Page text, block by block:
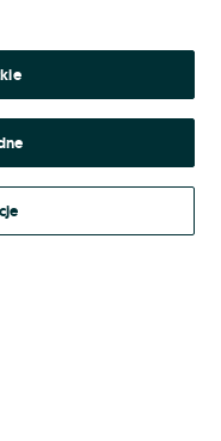
wskazanych powyżej,
aktualnym brzmieniu.